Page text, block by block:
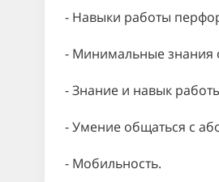
- Навыки работы
- Минимальные знания
- Знание и навык
- Умение общаться с
- Мобильность.